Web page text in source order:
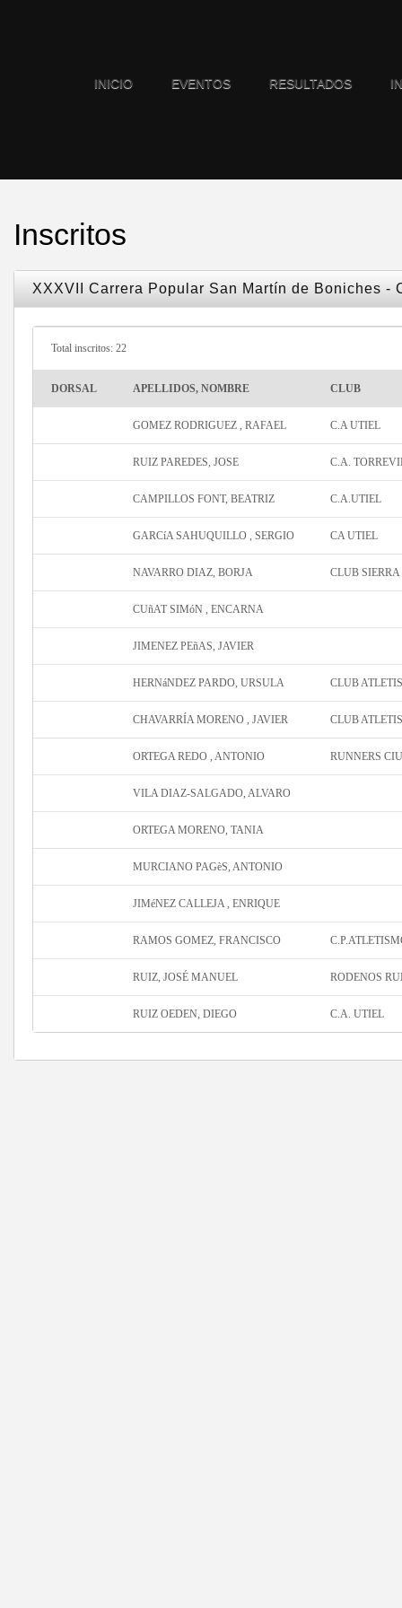
INICIO EVENTOS RESULTADOS
Inscritos
XXXVII Carrera Popular San Martín de Boniches -
Total inscritos: 22
DORSAL APELLIDOS, NOMBRE CLUB
GOMEZ RODRIGUEZ , RAFAEL C.A UTIEL
RUIZ PAREDES, JOSE C.A.
CAMPILLOS FONT, BEATRIZ C.A.UTIEL
GARCíA SAHUQUILLO , SERGIO CA UTIEL
NAVARRO DIAZ, BORJA CLUB
CUñAT SIMóN , ENCARNA
JIMENEZ PEñAS, JAVIER
HERNáNDEZ PARDO, URSULA CLUB
CHAVARRÍA MORENO , JAVIER CLUB
ORTEGA REDO , ANTONIO RUNNERS
VILA DIAZ-SALGADO, ALVARO
ORTEGA MORENO, TANIA
MURCIANO PAGèS, ANTONIO
JIMéNEZ CALLEJA , ENRIQUE
RAMOS GOMEZ, FRANCISCO
RUIZ, JOSÉ MANUEL RODENOS
RUIZ OEDEN, DIEGO C.A. UTIEL